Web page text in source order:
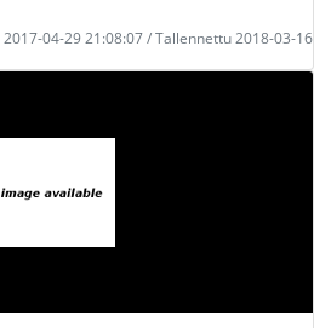
2017-04-29 21:08:07 / Tallennettu 2018-03-16